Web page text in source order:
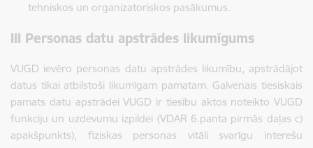
tehniskos un organizatoriskos pasākumus.
III Personas datu apstrādes likumīgums
VUGD ievēro personas datu apstrādes likumību, apstrādājot
datus tikai atbilstoši likumīgam pamatam. Galvenais tiesiskais
pamats datu apstrādei VUGD ir tiesību aktos noteikto VUGD
funkciju un uzdevumu izpildei (VDAR 6.panta pirmās daļas c)
apakšpunkts), fiziskas personas vitāli svarīgu interešu